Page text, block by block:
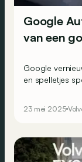
Google
van een
Google
en spelletjes
23 mei 2025